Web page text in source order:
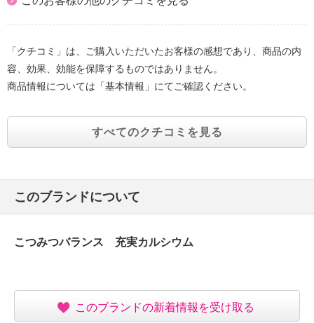
「クチコミ」は、ご購入いただいたお客様の感想であり、商品の内
容、効果、効能を保障するものではありません。
商品情報については「基本情報」にてご確認ください。
すべてのクチコミを見る
このブランドについて
こつみつバランス 充実カルシウム
このブランドの新着情報を受け取る